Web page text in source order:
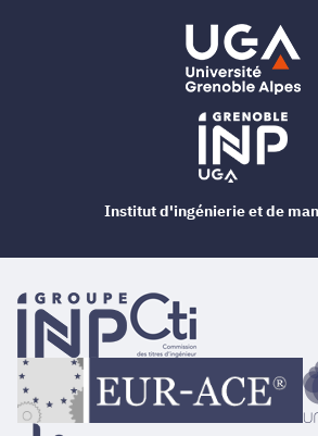
Institut d'ingénierie et de